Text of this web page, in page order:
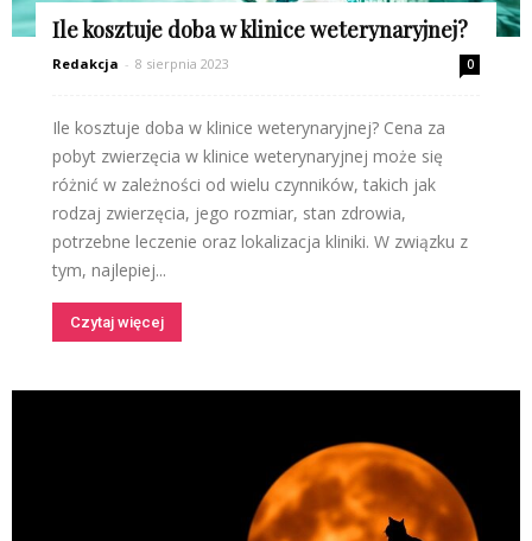
Ile kosztuje doba w klinice weterynaryjnej?
Redakcja - 8 sierpnia 2023 0
Ile kosztuje doba w klinice weterynaryjnej? Cena za
pobyt zwierzęcia w klinice weterynaryjnej może się
różnić w zależności od wielu czynników, takich jak
rodzaj zwierzęcia, jego rozmiar, stan zdrowia,
potrzebne leczenie oraz lokalizacja kliniki. W związku z
tym, najlepiej...
Czytaj więcej